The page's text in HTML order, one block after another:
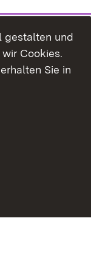
gestalten und
Cookies.
Sie in